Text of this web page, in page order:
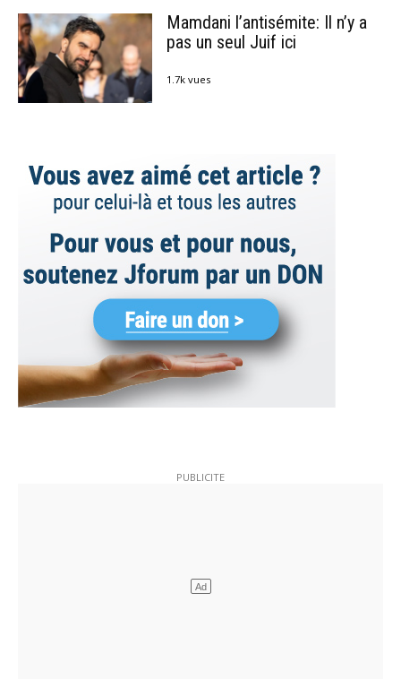
Mamdani l’antisémite: Il n’y a
pas un seul Juif ici
1.7k vues